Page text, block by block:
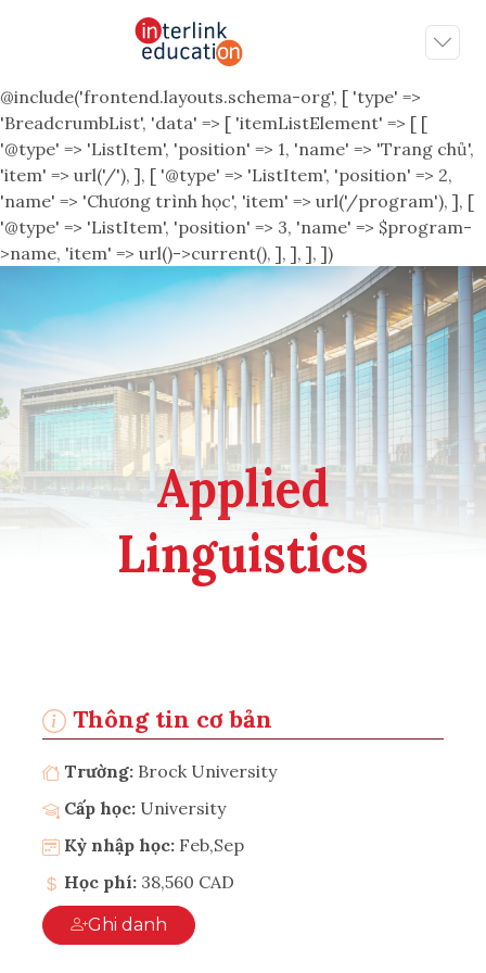
@include('frontend.layouts.schema-org', [ 'type' =>
'BreadcrumbList', 'data' => [ 'itemListElement' => [ [
'@type' => 'ListItem', 'position' => 1, 'name' => 'Trang chủ',
'item' => url('/'), ], [ '@type' => 'ListItem', 'position' => 2,
'name' => 'Chương trình học', 'item' => url('/program'), ], [
'@type' => 'ListItem', 'position' => 3, 'name' => $program-
>name, 'item' => url()->current(), ], ], ], ])
Applied
Linguistics
Thông tin cơ bản
Trường: Brock University
Cấp học: University
Kỳ nhập học: Feb,Sep
Học phí: 38,560 CAD
Ghi danh